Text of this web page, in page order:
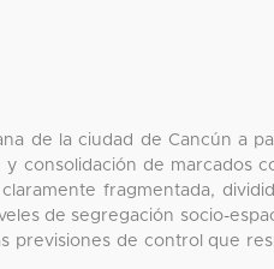
de la ciudad de Cancún a
consolidación de marcados
fragmentada,
de segregación socio-
previsiones de control que